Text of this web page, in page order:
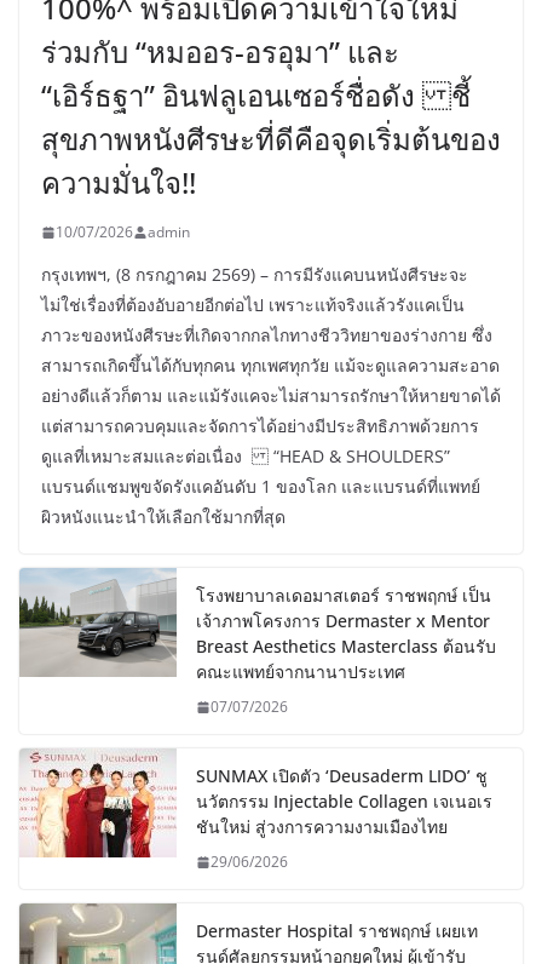
100%^ พร้อมเปิดความเข้าใจใหม่
ร่วมกับ “หมออร-อรอุมา” และ
“เอิร์ธฐา” อินฟลูเอนเซอร์ชื่อดัง ชี้
สุขภาพหนังศีรษะที่ดีคือจุดเริ่มต้นของ
ความมั่นใจ!!
10/07/2026 admin
กรุงเทพฯ, (8 กรกฎาคม 2569) – การมีรังแคบนหนังศีรษะจะ
ไม่ใช่เรื่องที่ต้องอับอายอีกต่อไป เพราะแท้จริงแล้วรังแคเป็น
ภาวะของหนังศีรษะที่เกิดจากกลไกทางชีววิทยาของร่างกาย ซึ่ง
สามารถเกิดขึ้นได้กับทุกคน ทุกเพศทุกวัย แม้จะดูแลความสะอาด
อย่างดีแล้วก็ตาม และแม้รังแคจะไม่สามารถรักษาให้หายขาดได้
แต่สามารถควบคุมและจัดการได้อย่างมีประสิทธิภาพด้วยการ
ดูแลที่เหมาะสมและต่อเนื่อง “HEAD & SHOULDERS”
แบรนด์แชมพูขจัดรังแคอันดับ 1 ของโลก และแบรนด์ที่แพทย์
ผิวหนังแนะนำให้เลือกใช้มากที่สุด
โรงพยาบาลเดอมาสเตอร์ ราชพฤกษ์ เป็น
เจ้าภาพโครงการ Dermaster x Mentor
Breast Aesthetics Masterclass ต้อนรับ
คณะแพทย์จากนานาประเทศ
07/07/2026
SUNMAX เปิดตัว ‘Deusaderm LIDO’ ชู
นวัตกรรม Injectable Collagen เจเนอเร
ชันใหม่ สู่วงการความงามเมืองไทย
29/06/2026
Dermaster Hospital ราชพฤกษ์ เผยเท
รนด์ศัลยกรรมหน้าอกยุคใหม่ ผู้เข้ารับ